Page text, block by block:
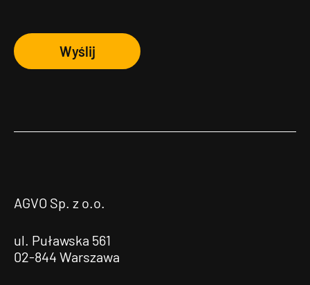
Wyślij
AGVO Sp. z o.o.
ul. Puławska 561
02-844 Warszawa